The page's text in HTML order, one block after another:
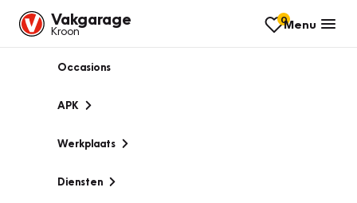
Vakgarage
Kroon
0Menu
Occasions
APK
Werkplaats
Diensten